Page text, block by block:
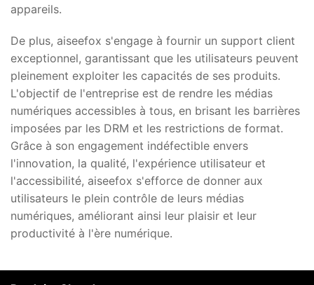
appareils.
De plus, aiseefox s'engage à fournir un support client
exceptionnel, garantissant que les utilisateurs peuvent
pleinement exploiter les capacités de ses produits.
L'objectif de l'entreprise est de rendre les médias
numériques accessibles à tous, en brisant les barrières
imposées par les DRM et les restrictions de format.
Grâce à son engagement indéfectible envers
l'innovation, la qualité, l'expérience utilisateur et
l'accessibilité, aiseefox s'efforce de donner aux
utilisateurs le plein contrôle de leurs médias
numériques, améliorant ainsi leur plaisir et leur
productivité à l'ère numérique.